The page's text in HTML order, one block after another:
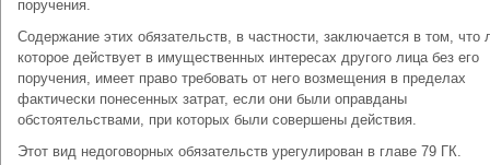
поручения.
Содержание этих обязательств, в частности, заключается в том, что
которое действует в имущественных интересах другого лица без его
поручения, имеет право требовать от него возмещения в пределах
фактически понесенных затрат, если они были оправданы
обстоятельствами, при которых были совершены действия.
Этот вид недоговорных обязательств урегулирован в главе 79 ГК.